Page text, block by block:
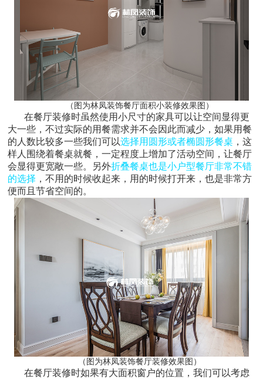
（图为林凤装饰餐厅面积小装修效果图）
在餐厅装修时虽然使用小尺寸的家具可以让空间显得更
大一些，不过实际的用餐需求并不会因此而减少，如果用餐
的人数比较多一些我们可以选择用圆形或者椭圆形餐桌 ，这
样人围绕着餐桌就餐，一定程度上增加了活动空间，让餐厅
会显得更宽敞一些。另外折叠餐桌也是小户型餐厅非常不错
的选择 ，不用的时候收起来，用的时候打开来，也是非常方
便而且节省空间的。
（图为林凤装饰餐厅装修效果图）
在餐厅装修时如果有大面积窗户的位置，我们可以考虑